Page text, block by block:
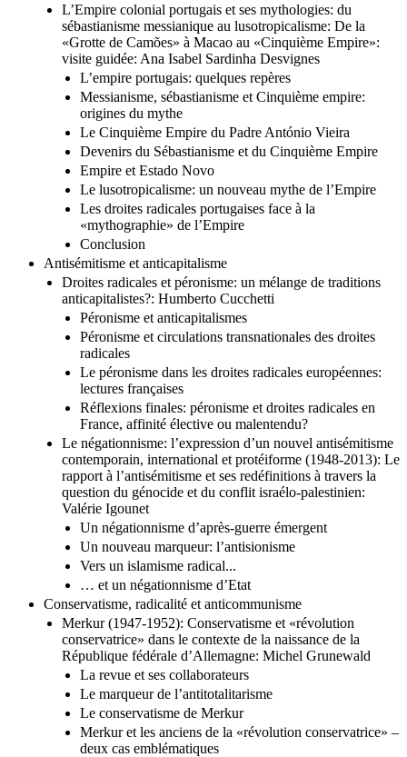
L’Empire colonial portugais et ses mythologies: du
sébastianisme messianique au lusotropicalisme: De la
«Grotte de Camões» à Macao au «Cinquième Empire»:
visite guidée: Ana Isabel Sardinha Desvignes
L’empire portugais: quelques repères
Messianisme, sébastianisme et Cinquième empire:
origines du mythe
Le Cinquième Empire du Padre António Vieira
Devenirs du Sébastianisme et du Cinquième Empire
Empire et Estado Novo
Le lusotropicalisme: un nouveau mythe de l’Empire
Les droites radicales portugaises face à la
«mythographie» de l’Empire
Conclusion
Antisémitisme et anticapitalisme
Droites radicales et péronisme: un mélange de traditions
anticapitalistes?: Humberto Cucchetti
Péronisme et anticapitalismes
Péronisme et circulations transnationales des droites
radicales
Le péronisme dans les droites radicales européennes:
lectures françaises
Réflexions finales: péronisme et droites radicales en
France, affinité élective ou malentendu?
Le négationnisme: l’expression d’un nouvel antisémitisme
contemporain, international et protéiforme (1948-2013): Le
rapport à l’antisémitisme et ses redéfinitions à travers la
question du génocide et du conflit israélo-palestinien:
Valérie Igounet
Un négationnisme d’après-guerre émergent
Un nouveau marqueur: l’antisionisme
Vers un islamisme radical...
… et un négationnisme d’Etat
Conservatisme, radicalité et anticommunisme
Merkur (1947-1952): Conservatisme et «révolution
conservatrice» dans le contexte de la naissance de la
République fédérale d’Allemagne: Michel Grunewald
La revue et ses collaborateurs
Le marqueur de l’antitotalitarisme
Le conservatisme de Merkur
Merkur et les anciens de la «révolution conservatrice» –
deux cas emblématiques